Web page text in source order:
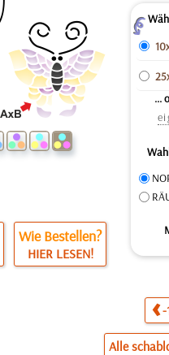
Wie Bestellen?
HIER LESEN!
Z
...
-
Alle